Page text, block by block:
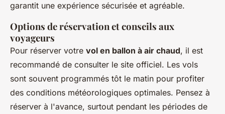
garantit une expérience sécurisée et agréable.
Options de réservation et conseils aux
voyageurs
Pour réserver votre vol en ballon à air chaud, il est
recommandé de consulter le site officiel. Les vols
sont souvent programmés tôt le matin pour profiter
des conditions météorologiques optimales. Pensez à
réserver à l'avance, surtout pendant les périodes de